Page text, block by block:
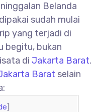
Belanda
sudah mulai
yang terjadi di
begitu, bukan
di Jakarta Barat.
Barat selain
]